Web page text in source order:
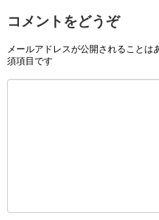
コメントをどうぞ
メールアドレスが公開されることは
須項目です